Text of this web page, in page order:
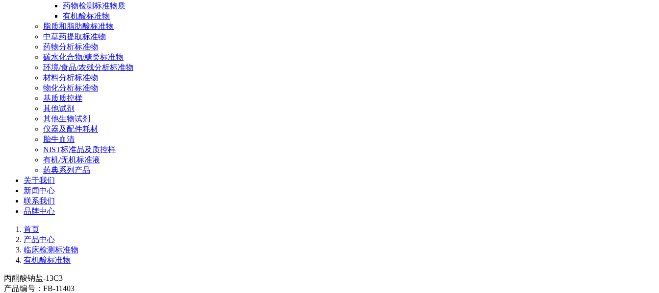
药物检测标准物质
有机酸标准物
脂质和脂肪酸标准物
中草药提取标准物
药物分析标准物
碳水化合物/糖类标准物
环境/食品/农残分析标准物
材料分析标准物
物化分析标准物
基质质控样
其他试剂
其他生物试剂
仪器及配件耗材
胎牛血清
NIST标准品及质控样
有机/无机标准液
药典系列产品
关于我们
新闻中心
联系我们
品牌中心
首页
产品中心
临床检测标准物
有机酸标准物
丙酮酸钠盐-13C3
产品编号： FB-11403